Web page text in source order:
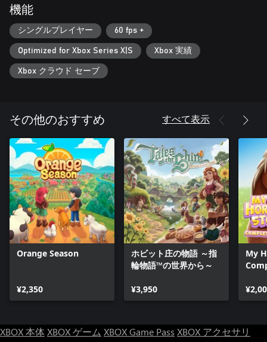
埋もれた財宝を見つけよう
鉱山には宝物が眠っていて、探し出す勇気のある者を待ち受け
ているんだとか。つるはしを持ったら、貴金属や鉱物、強盗の
隠し財産を探しに、スリル満点の探鉱に飛び込もう！
野生動物を追いかけて
ウサギや牛など、森には動物がたくさん。狩って食料とする
これはゲームのほんの一部に過ぎない。西部の荒野に根を下ろ
し、キミだけの物語を紡ごう。そこには、長い時を超えて受け
継がれてきた開拓者たちの魂が息づいてる。さあ、『Cattle
Country』の世界に飛び込もう！
機能
シングルプレイヤー 60 fps +
Optimized for Xbox Series X|S Xbox 実績
Xbox クラウド セーブ
その他のおすすめ すべて表示
Orange Season
¥2,350
ホビット庄の物語 ～指
輪物語™の世界から～
¥3,950
My
XBOX 本体XBOX ゲーム XBOX Game Pass XBOX アクセサリ